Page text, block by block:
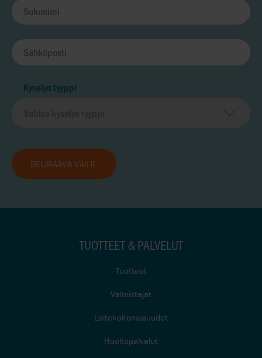
Kyselyn tyyppi
SEURAAVA VAIHE
TUOTTEET & PALVELUT
Tuotteet
Valmistajat
Laitekokonaisuudet
Huoltopalvelut